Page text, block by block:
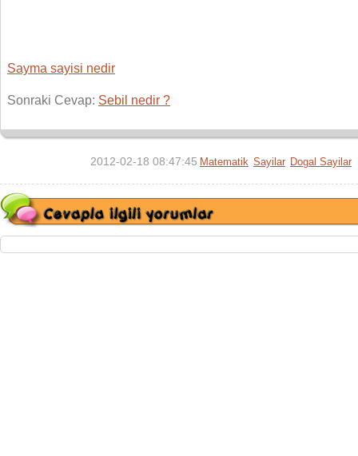
Sayma sayisi nedir
Sonraki Cevap: Sebil nedir ?
2012-02-18 08:47:45 Matematik Sayilar Dogal Sayilar